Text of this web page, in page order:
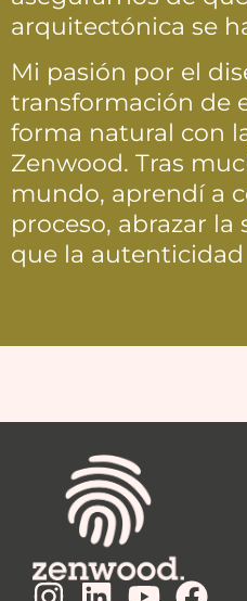
arquitectónica se
Mi pasión por el
transformación de
forma natural con
Zenwood. Tras
mundo, aprendí a
proceso, abrazar
que la